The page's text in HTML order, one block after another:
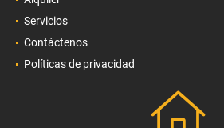
Servicios
Contáctenos
Políticas de privacidad